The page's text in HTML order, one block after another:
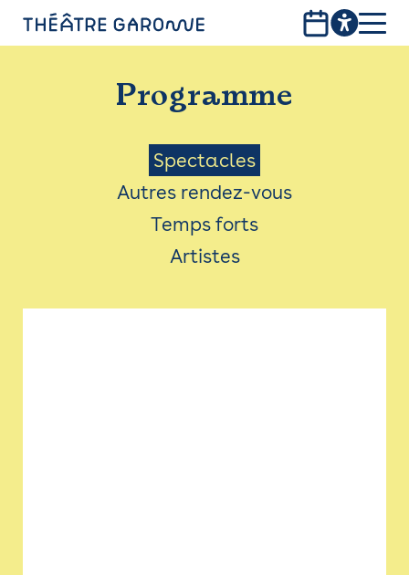
PROGRAMME
INFOS PRATIQUES
AVEC LES PUBLICS
ACCESSIBILITÉ
LES PRODUCTIONS
Programme
Menu
Saison
Spectacles
Autres rendez-vous
Temps forts
Artistes